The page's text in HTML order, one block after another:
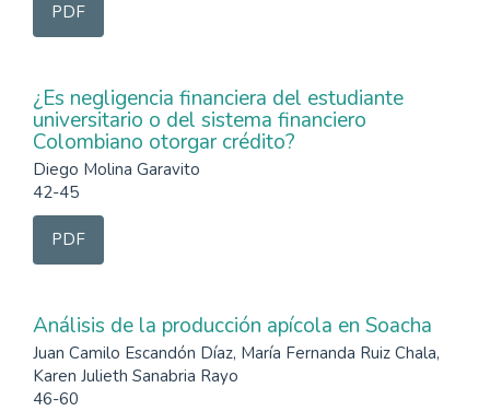
PDF
¿Es negligencia financiera del estudiante
universitario o del sistema financiero
Colombiano otorgar crédito?
Diego Molina Garavito
42-45
PDF
Análisis de la producción apícola en Soacha
Juan Camilo Escandón Díaz, María Fernanda Ruiz Chala,
Karen Julieth Sanabria Rayo
46-60